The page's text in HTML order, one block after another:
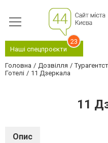
Наші спецпроєкти
23
Головна Дозвілля
Готелі
11 Дзеркала
11
Опис